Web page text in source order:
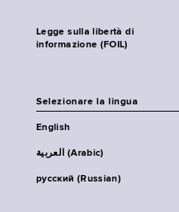
Legge sulla libertà di
informazione (FOIL)
Selezionare la lingua
English
العربية (Arabic)
русский (Russian)